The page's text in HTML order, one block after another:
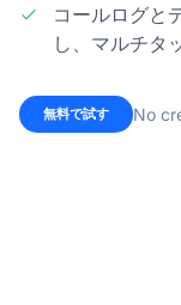
コールログと
し、マルチタ
無料で試す No